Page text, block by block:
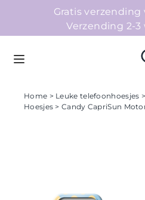
Gratis verzending
Verzending 2-
Home > Leuke telefoonhoesjes >
Hoesjes > Candy CapriSun